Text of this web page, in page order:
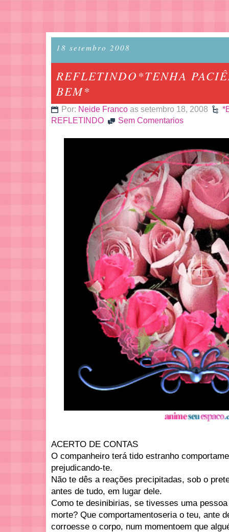
18 setembro 2008
REFLETINDO*TENHA
BEM*
Por: Neide Franco as setembro 18, 2008
REFLETINDO
Sem Comentarios
ACERTO DE CONTAS
O companheiro terá tido estranho
prejudicando-te.
Não te dês a reações precipitadas, sob o
antes de tudo, em lugar dele.
Como te desinibirias, se tivesses uma
morte? Que comportamentoseria o teu, ante
corroesse o corpo, num momentoem que